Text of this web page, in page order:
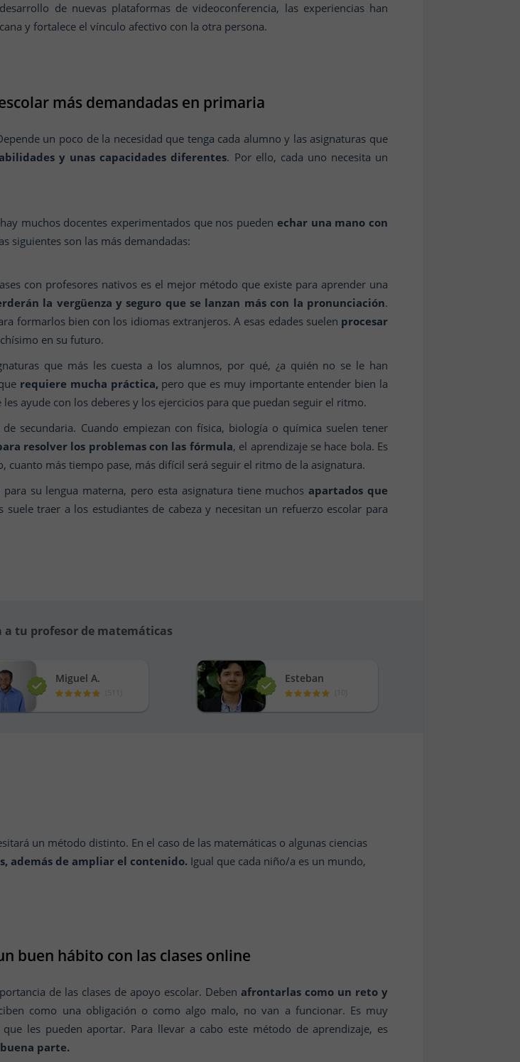
de nuevas plataformas de videoconferencia, las experiencias han
y fortalece el vínculo afectivo con la otra persona.
más demandadas en primaria
un poco de la necesidad que tenga cada alumno y las asignaturas que
y unas capacidades diferentes. Por ello, cada uno necesita un
muchos docentes experimentados que nos pueden echar una mano con
siguientes son las más demandadas:
con profesores nativos es el mejor método que existe para aprender una
la vergüenza y seguro que se lanzan más con la pronunciación.
formarlos bien con los idiomas extranjeros. A esas edades suelen procesar
en su futuro.
que más les cuesta a los alumnos, por qué, ¿a quién no se le han
requiere mucha práctica, pero que es muy importante entender bien la
ayude con los deberes y los ejercicios para que puedan seguir el ritmo.
secundaria. Cuando empiezan con física, biología o química suelen tener
resolver los problemas con las fórmula, el aprendizaje se hace bola. Es
más tiempo pase, más difícil será seguir el ritmo de la asignatura.
su lengua materna, pero esta asignatura tiene muchosapartados que
suele traer a los estudiantes de cabeza y necesitan un refuerzo escolar para
a tu profesor de matemáticas
Miguel A. Esteban
un método distinto. En el caso de las matemáticas o algunas ciencias
además de ampliar el contenido. Igual que cada niño/a es un mundo,
buen hábito con las clases online
de las clases de apoyo escolar. Deben afrontarlas como un reto y
como una obligación o como algo malo, no van a funcionar. Es muy
les pueden aportar. Para llevar a cabo este método de aprendizaje, es
parte.